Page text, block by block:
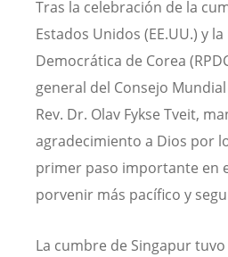
Tras la celebración de la
Estados Unidos (EE.UU.) y
Democrática de Corea
general del Consejo Mundial
Rev. Dr. Olav Fykse Tveit,
agradecimiento a Dios por
primer paso importante en
porvenir más pacífico y
La cumbre de Singapur